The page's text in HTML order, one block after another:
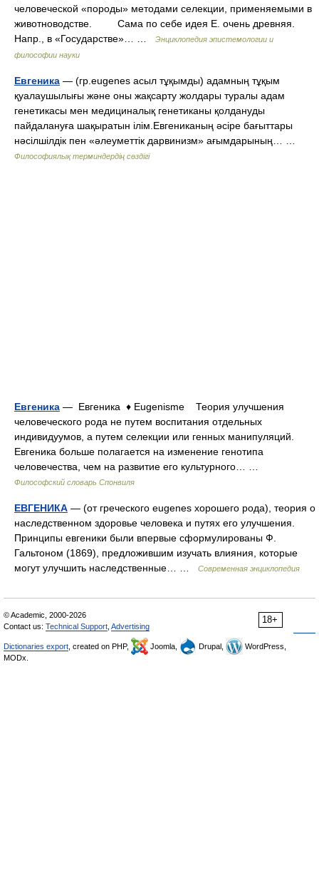
человеческой «породы» методами селекции, применяемыми в
животноводстве. Сама по себе идея Е. очень древняя.
Напр., в «Государстве»… …
Энциклопедия эпистемологии и
философии науки
Евгеника — (гр.eugenes асыл тұқымды) адамның тұқым
қуалаушылығы және оны жақсарту жолдары туралы адам
генетикасы мен медициналық генетиканы қолдануды
пайдалануға шақыратын ілім.Евгениканың әсіре бағыттары
нәсілшілдік пен «әлеуметтік дарвинизм» ағымдарының… …
Философиялық терминдердің сөздігі
Евгеника — Евгеника ♦ Eugenisme Теория улучшения
человеческого рода не путем воспитания отдельных
индивидуумов, а путем селекции или генных манипуляций.
Евгеника больше полагается на изменение генотипа
человечества, чем на развитие его культурного… …
Философский словарь Спонвиля
ЕВГЕНИКА — (от греческого eugenes хорошего рода), теория о
наследственном здоровье человека и путях его улучшения.
Принципы евгеники были впервые сформулированы Ф.
Гальтоном (1869), предложившим изучать влияния, которые
могут улучшить наследственные… …
Современная энциклопедия
18+
© Academic, 2000-2026
Contact us: Technical Support Advertising
Dictionaries export , created on PHP, Joomla, Drupal,
WordPress,
MODx.